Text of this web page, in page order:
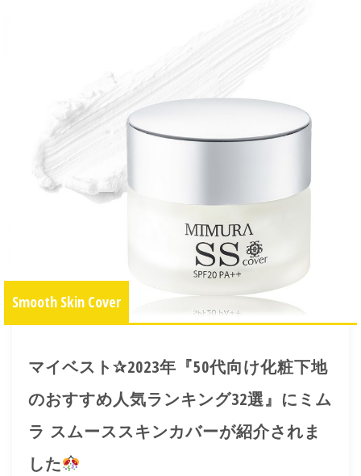
Smooth Skin Cover
マイベスト✰2023年『50代向け化粧下地
のおすすめ人気ランキング32選』にミム
ラ スムーススキンカバーが紹介されま
した